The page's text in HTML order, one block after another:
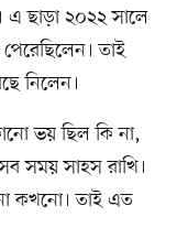
এ ছাড়া ২০২২ সালে
তাই
নিলেন।
ভয় ছিল কি না,
সময় সাহস রাখি।
কখনো। তাই এত